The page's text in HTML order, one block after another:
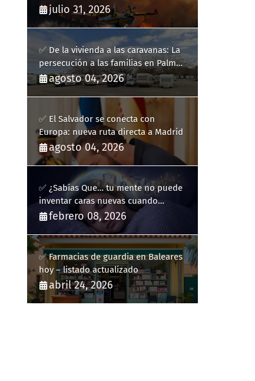
bloquea siete hidroaviones por
"ahorrarse" dinero
julio 31, 2026
✅ De la vivienda a las caravanas: La
persecución a las familias en Palma
y la complicidad de un fracaso
heredado
agosto 04, 2026
✅ El Salvador se conecta con
Europa: nueva ruta directa a Madrid
agosto 04, 2026
✅ ¿Sabías Que… tu mente no puede
inventar caras nuevas cuando
sueñas?
febrero 08, 2026
✅ Farmacias de guardia en Baleares
hoy – listado actualizado
abril 24, 2026